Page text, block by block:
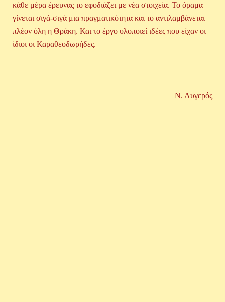
κάθε μέρα έρευνας το εφοδιάζει με νέα στοιχεία. Το όραμα
γίνεται σιγά-σιγά μια πραγματικότητα και το αντιλαμβάνεται
πλέον όλη η Θράκη. Και το έργο υλοποιεί ιδέες που είχαν οι
ίδιοι οι Καραθεοδωρήδες.
Ν. Λυγερός